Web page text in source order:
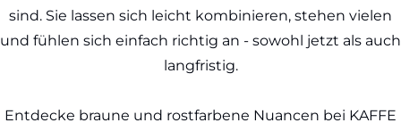
sind. Sie lassen sich leicht kombinieren, stehen vielen
und fühlen sich einfach richtig an - sowohl jetzt als auch
langfristig.
Entdecke braune und rostfarbene Nuancen bei KAFFE